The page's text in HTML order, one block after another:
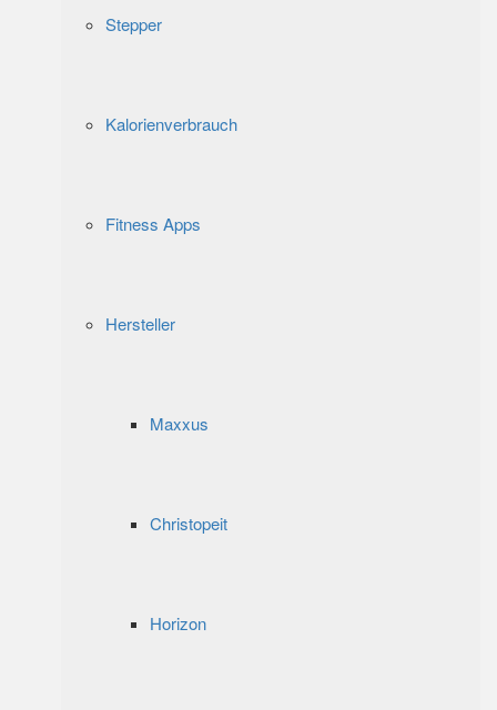
Stepper
Kalorienverbrauch
Fitness Apps
Hersteller
Maxxus
Christopeit
Horizon